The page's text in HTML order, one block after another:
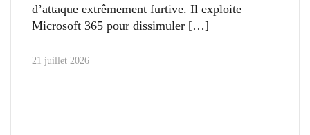
d’attaque extrêmement furtive. Il exploite
Microsoft 365 pour dissimuler
21 juillet 2026